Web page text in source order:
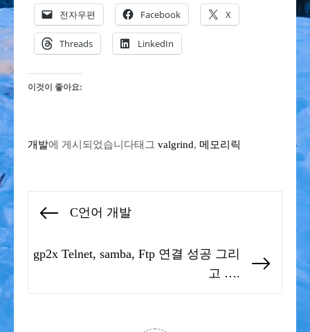
전자우편 Facebook X
Threads LinkedIn
이것이 좋아요:
개발에 게시되었습니다태그 valgrind, 메모리릭
색
Previous
C언어 개발
Next
gp2x Telnet, samba, Ftp 연결 성공 그리
고 ….